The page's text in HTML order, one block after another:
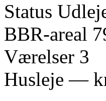
Status
BBR-areal
Værelser 3
Husleje —